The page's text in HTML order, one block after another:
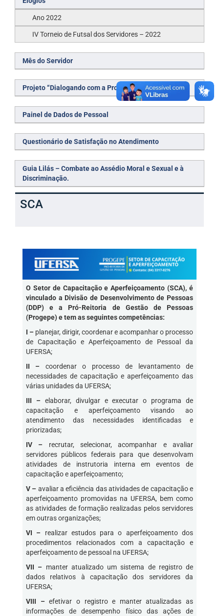
Ano 2022
IV Torneio de Futsal dos Servidores – 2022
Mês do Servidor
Projeto “Dialogando com a Progepe“
Painel de Dados de Pessoal
Questionário de Satisfação no Atendimento
Guia Lilás – Combate ao Assédio Moral e Sexual e à
Discriminação.
SCA
O Setor de Capacitação e Aperfeiçoamento (SCA), é
vinculado a Divisão de Desenvolvimento de Pessoas
(DDP) e a Pró-Reitoria de Gestão de Pessoas
(Progepe) e tem as seguintes competências:
I – planejar, dirigir, coordenar e acompanhar o processo
de Capacitação e Aperfeiçoamento de Pessoal da
UFERSA;
II – coordenar o processo de levantamento de
necessidades de capacitação e aperfeiçoamento das
várias unidades da UFERSA;
III –elaborar, divulgar e executar o programa de
capacitação e aperfeiçoamento visando ao
atendimento das necessidades identificadas e
priorizadas;
IV – recrutar, selecionar, acompanhar e avaliar
servidores públicos federais para que desenvolvam
atividades de instrutoria interna em eventos de
capacitação e aperfeiçoamento;
V – avaliar a eficiência das atividades de capacitação e
aperfeiçoamento promovidas na UFERSA, bem como
as atividades de formação realizadas pelos servidores
em outras organizações;
VI – realizar estudos para o aperfeiçoamento dos
procedimentos relacionados com a capacitação e
aperfeiçoamento de pessoal na UFERSA;
VII – manter atualizado um sistema de registro de
dados relativos à capacitação dos servidores da
UFERSA;
VIII –efetivar o registro e manter atualizadas as
informações de desempenho físico das ações de